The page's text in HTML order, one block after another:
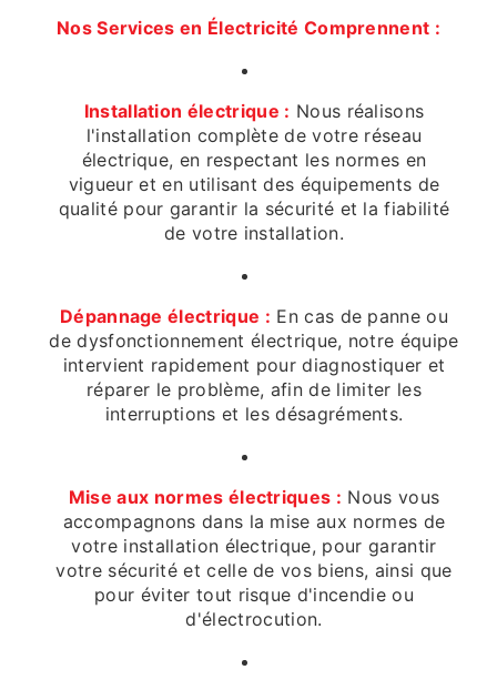
Nos Services en Électricité Comprennent :
Installation électrique : Nous réalisons
l'installation complète de votre réseau
électrique, en respectant les normes en
vigueur et en utilisant des équipements de
qualité pour garantir la sécurité et la fiabilité
de votre installation.
Dépannage électrique : En cas de panne ou
de dysfonctionnement électrique, notre équipe
intervient rapidement pour diagnostiquer et
réparer le problème, afin de limiter les
interruptions et les désagréments.
Mise aux normes électriques : Nous vous
accompagnons dans la mise aux normes de
votre installation électrique, pour garantir
votre sécurité et celle de vos biens, ainsi que
pour éviter tout risque d'incendie ou
d'électrocution.